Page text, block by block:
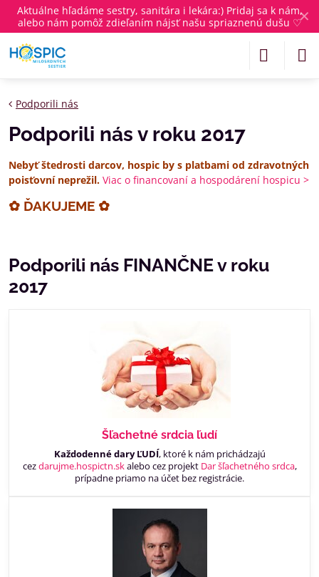
✕
Aktuálne hľadáme sestry, sanitára i lekára:) Pridaj sa k nám,
alebo nám pomôž zdieľaním nájsť našu spriaznenú dušu ♡
Podporili nás
Podporili nás v roku 2017
Nebyť štedrosti darcov, hospic by s platbami od zdravotných
poisťovní neprežil. Viac o financovaní a hospodárení hospicu >
✿ ĎAKUJEME ✿
Podporili nás FINANČNE v roku
2017
Šľachetné srdcia ľudí
Každodenné dary ĽUDÍ, ktoré k nám prichádzajú
cezdarujme.hospictn.skalebo cez projekt Dar šľachetného srdca,
prípadne priamo na účet bez registrácie.